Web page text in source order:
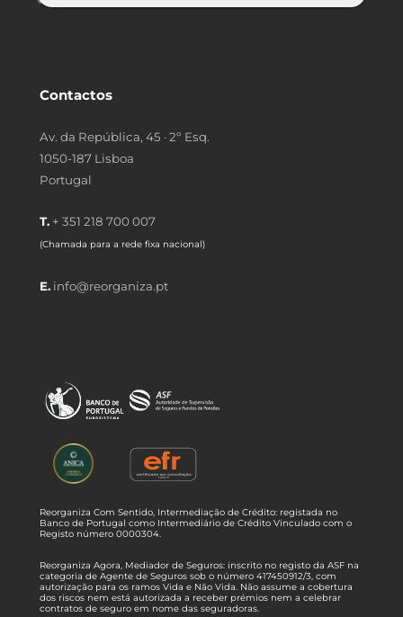
Contactos
Av. da República, 45 · 2º Esq.
1050-187 Lisboa
Portugal
T. + 351 218 700 007
(Chamada para a rede fixa nacional)
E. info@reorganiza.pt
Reorganiza Com Sentido, Intermediação de Crédito: registada no
Banco de Portugal como Intermediário de Crédito Vinculado com o
Registo número 0000304.
Reorganiza Agora, Mediador de Seguros: inscrito no registo da ASF na
categoria de Agente de Seguros sob o número 417450912/3, com
autorização para os ramos Vida e Não Vida. Não assume a cobertura
dos riscos nem está autorizada a receber prémios nem a celebrar
contratos de seguro em nome das seguradoras.